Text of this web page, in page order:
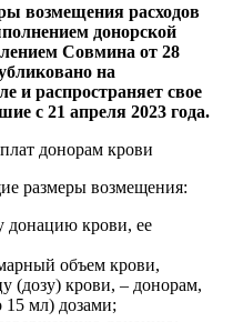
возмещения расходов
донорской
Совмина от 28
на
и распространяет свое
с 21 апреля 2023 года.
размеры возмещения:
донацию крови, ее
объем крови,
(дозу) крови, – донорам,
мл) дозами;